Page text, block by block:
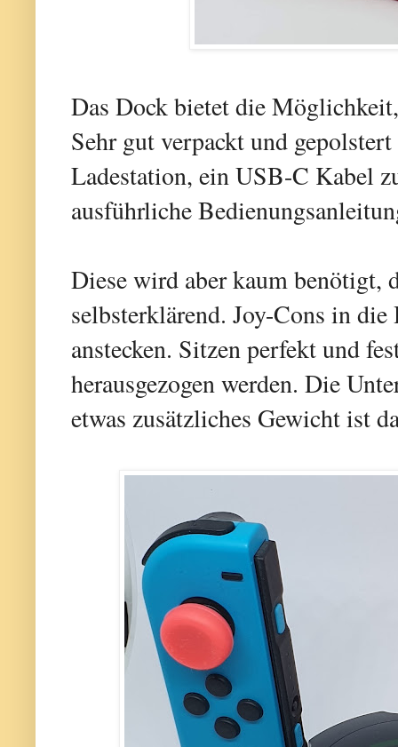
Das Dock bietet die
Sehr gut verpackt und
Ladestation, ein USB-C Kabel
ausführliche
Diese wird aber kaum benötigt,
selbsterklärend. Joy-Cons in
anstecken. Sitzen perfekt und
herausgezogen werden. Die
etwas zusätzliches Gewicht ist